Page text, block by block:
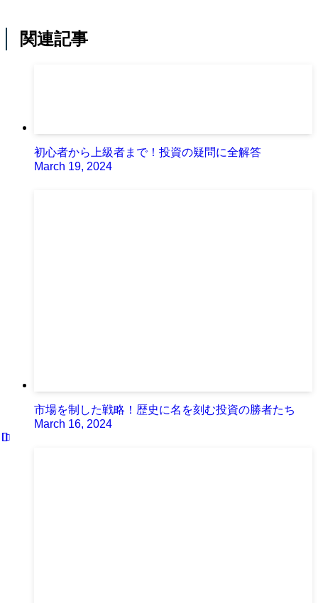
関連記事
初心者から上級者まで！投資の疑問に全解答
March 19, 2024
市場を制した戦略！歴史に名を刻む投資の勝者たち
March 16, 2024